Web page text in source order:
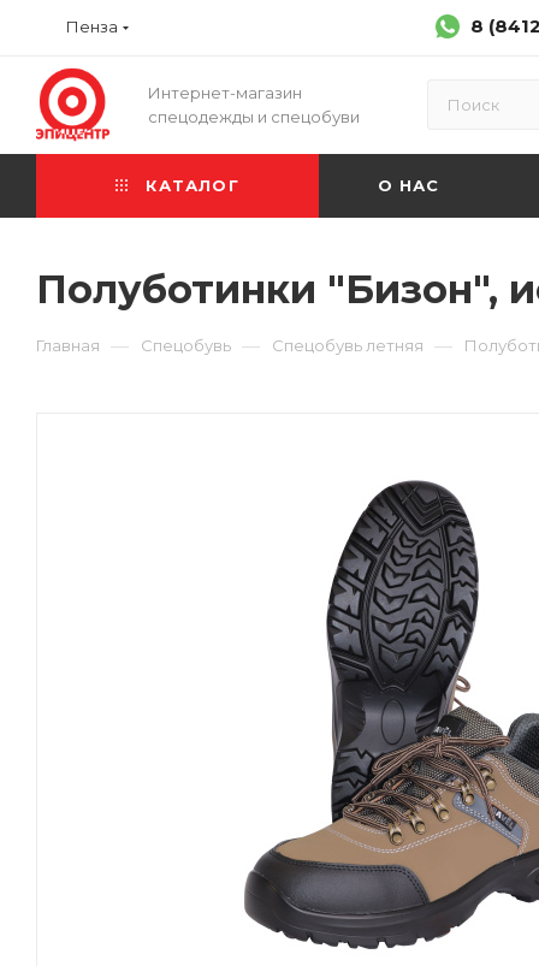
Пенза 8
Интернет-магазин
спецодежды и спецобуви
КАТАЛОГ О НАС
Полуботинки "Бизон",
Главная — Спецобувь — Спецобувь летняя —